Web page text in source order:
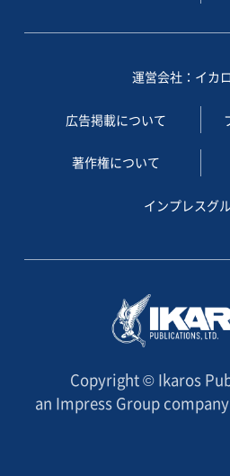
運営会社：イカ
広告掲載について
著作権について
インプレスグ
Copyright © Ikaros
an Impress Group